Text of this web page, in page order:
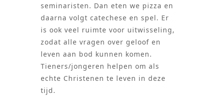
seminaristen. Dan eten we pizza en
daarna volgt catechese en spel. Er
is ook veel ruimte voor uitwisseling,
zodat alle vragen over geloof en
leven aan bod kunnen komen.
Tieners/jongeren helpen om als
echte Christenen te leven in deze
tijd.